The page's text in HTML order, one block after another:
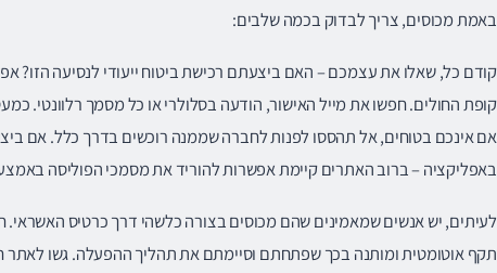
באמת מכוסים, צריך לבדוק בכמה שלבים:
קודם כל, שאלו את עצמכם – האם ביצעתם רכישת ביטוח ייעודי לנסיעה הזו?
קופת החולים. חפשו את מייל האישור, הודעה בסלולרי או כל מסמך רלוונטי.
אם אינכם בטוחים, אל תהססו לפנות לחברה שממנה רוכשים בדרך כלל. אם
באפליקציה – ברוב האתרים קיימת אפשרות להוריד את מסמכי הפוליסה
לעיתים, יש אנשים שמאמינים שהם מכוסים בצורה כלשהי דרך כרטיס האשראי.
תקף אוטומטית ומותנה בכך שפתחתם וסיימתם את תהליך ההפעלה. גשו